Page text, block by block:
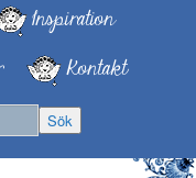
Inspiration
Kontakt